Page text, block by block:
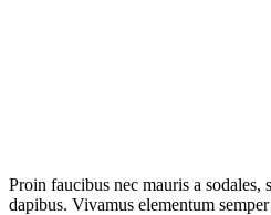
Proin faucibus nec mauris a
dapibus. Vivamus elementum